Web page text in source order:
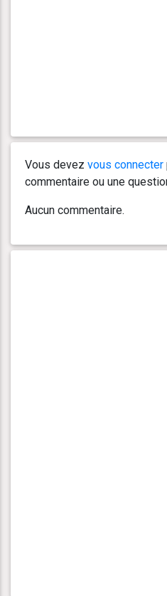
Vous devez vous connecter
commentaire ou une
Aucun commentaire.